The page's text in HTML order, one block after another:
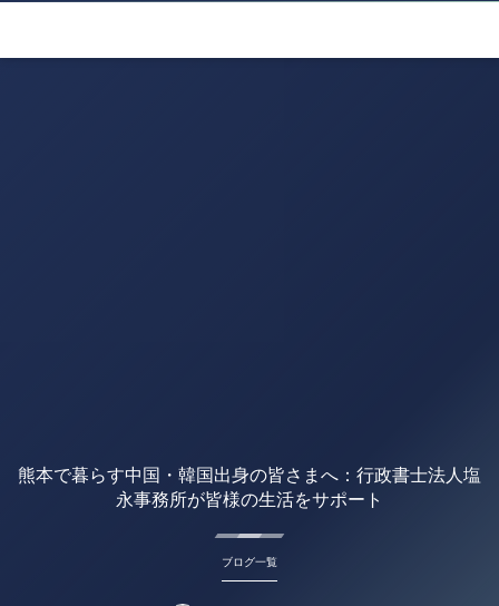
熊本で暮らす中国・韓国出身の皆さまへ：行政書士法人塩
永事務所が皆様の生活をサポート
ブログ一覧